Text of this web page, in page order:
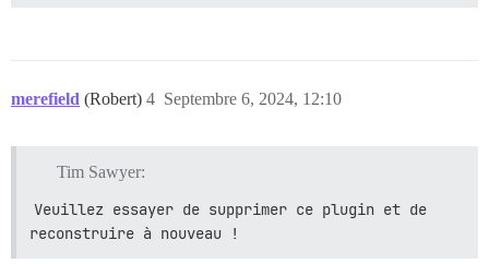
merefield (Robert) Septembre 6, 2024, 12:10
4
Tim Sawyer:
Veuillez essayer de supprimer ce plugin et de
reconstruire à nouveau !